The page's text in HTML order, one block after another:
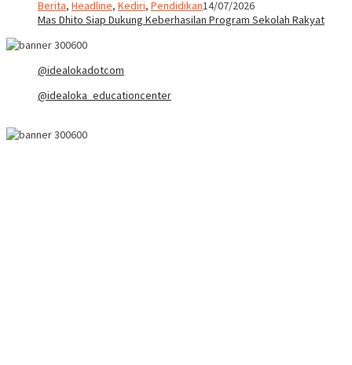
Berita, Headline, Kediri, Pendidikan14/07/2026
Mas Dhito Siap Dukung Keberhasilan Program Sekolah Rakyat
@idealokadotcom
@idealoka_educationcenter